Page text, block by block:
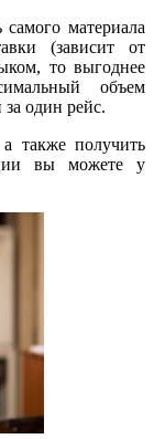
материала
(зависит от
то выгоднее
объем
один рейс.
также получить
вы можете у